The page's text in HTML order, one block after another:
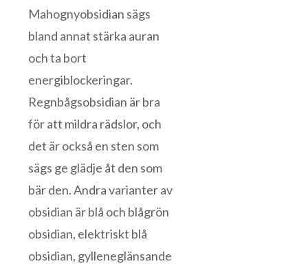
Mahognyobsidian sägs
bland annat stärka auran
och ta bort
energiblockeringar.
Regnbågsobsidian är bra
för att mildra rädslor, och
det är också en sten som
sägs ge glädje åt den som
bär den. Andra varianter av
obsidian är blå och blågrön
obsidian, elektriskt blå
obsidian, gylleneglänsande